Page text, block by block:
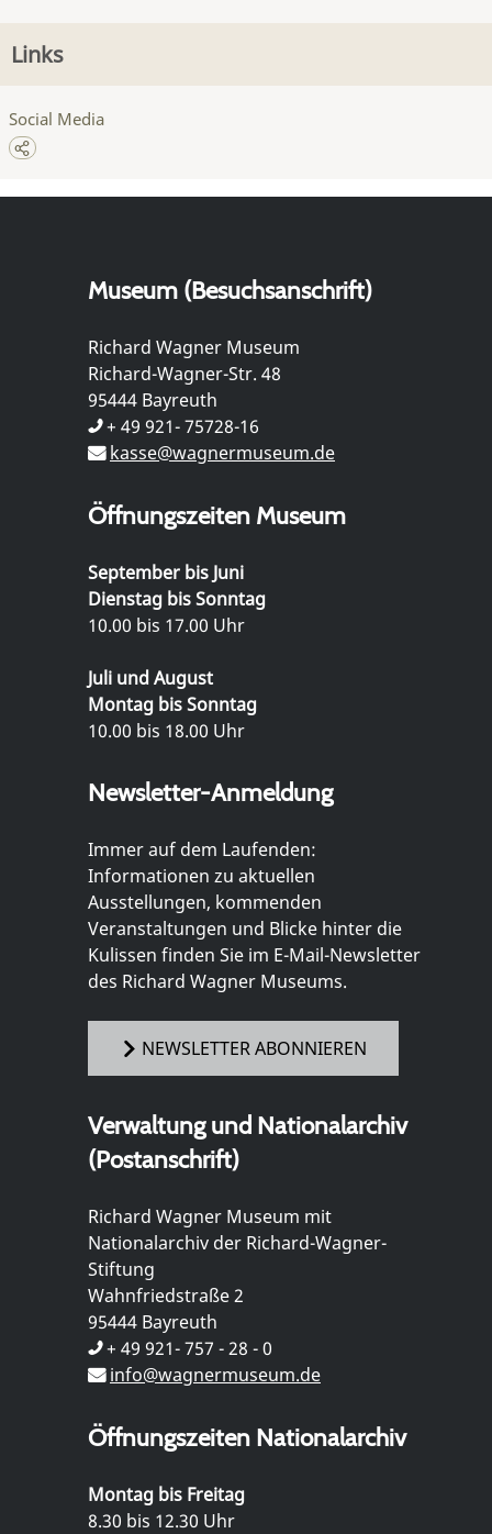
Links
Social Media
Museum (Besuchsanschrift)
Richard Wagner Museum
Richard-Wagner-Str. 48
95444 Bayreuth
+ 49 921- 75728-16
kasse@wagnermuseum.de
Öffnungszeiten Museum
September bis Juni
Dienstag bis Sonntag
10.00 bis 17.00 Uhr
Juli und August
Montag bis Sonntag
10.00 bis 18.00 Uhr
Newsletter-Anmeldung
Immer auf dem Laufenden:
Informationen zu aktuellen
Ausstellungen, kommenden
Veranstaltungen und Blicke hinter die
Kulissen finden Sie im E-Mail-Newsletter
des Richard Wagner Museums.
NEWSLETTER ABONNIEREN
Verwaltung und Nationalarchiv
(Postanschrift)
Richard Wagner Museum mit
Nationalarchiv der Richard-Wagner-
Stiftung
Wahnfriedstraße 2
95444 Bayreuth
+ 49 921- 757 - 28 - 0
info@wagnermuseum.de
Öffnungszeiten Nationalarchiv
Montag bis Freitag
8.30 bis 12.30 Uhr